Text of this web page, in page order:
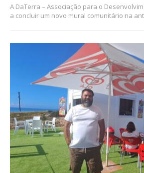
A DaTerra – Associação para o
a concluir um novo mural comunitário na